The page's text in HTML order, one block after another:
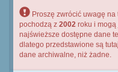
Proszę zwrócić uwagę
pochodzą z 2002 roku i mogą
najświeższe dostępne dane
dlatego przedstawione są
dane archiwalne, niż żadne.